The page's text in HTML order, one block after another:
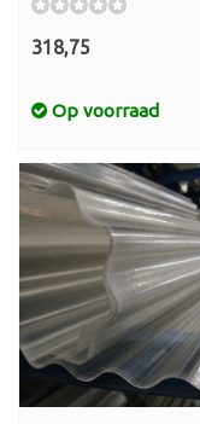
318,75
Op voorraad